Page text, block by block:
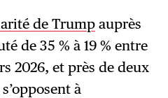
de Trumpauprès
de 35 % à 19 % entre
2026, et près de deux
à